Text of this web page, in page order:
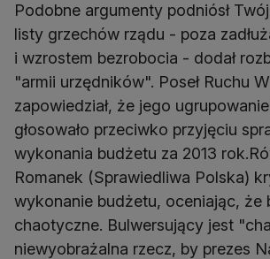
Podobne argumenty podniósł
listy grzechów rządu - poza
i wzrostem bezrobocia - dodał
"armii urzędników". Poseł Ruchu
zapowiedział, że jego
głosowało przeciwko przyjęciu
wykonania budżetu za 2013
Romanek (Sprawiedliwa Polska)
wykonanie budżetu, oceniając, że
chaotyczne. Bulwersujący jest
niewyobrażalna rzecz, by prezes